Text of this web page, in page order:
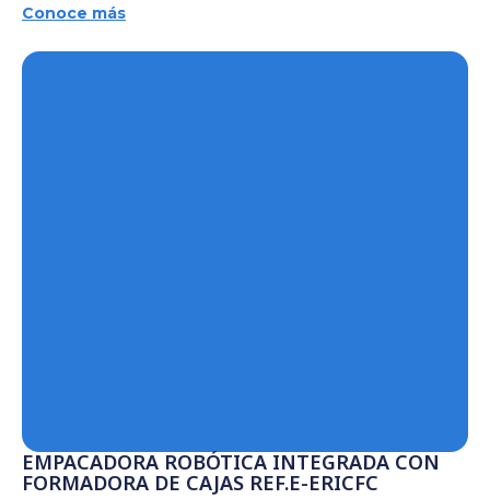
Conoce más
EMPACADORA ROBÓTICA INTEGRADA CON
FORMADORA DE CAJAS REF.E-ERICFC